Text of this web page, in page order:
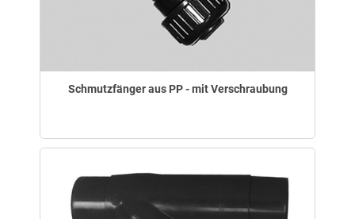
Schmutzfänger aus PP - mit Verschraubung